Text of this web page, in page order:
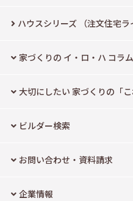
ハウスシリーズ （注文住宅ラ
家づくりの イ・ロ・ハ コラム
大切にしたい 家づくりの「こ
ビルダー検索
お問い合わせ・資料請求
企業情報